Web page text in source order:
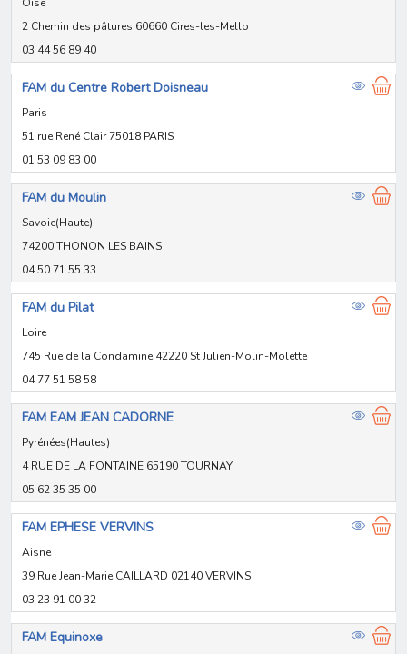
2 Chemin des pâtures 60660 Cires-les-Mello
03 44 56 89 40
FAM du Centre Robert Doisneau
Paris
51 rue René Clair 75018 PARIS
01 53 09 83 00
FAM du Moulin
Savoie(Haute)
74200 THONON LES BAINS
04 50 71 55 33
FAM du Pilat
Loire
745 Rue de la Condamine 42220 St Julien-Molin-Molette
04 77 51 58 58
FAM EAM JEAN CADORNE
Pyrénées(Hautes)
4 RUE DE LA FONTAINE 65190 TOURNAY
05 62 35 35 00
FAM EPHESE VERVINS
Aisne
39 Rue Jean-Marie CAILLARD 02140 VERVINS
03 23 91 00 32
FAM Equinoxe